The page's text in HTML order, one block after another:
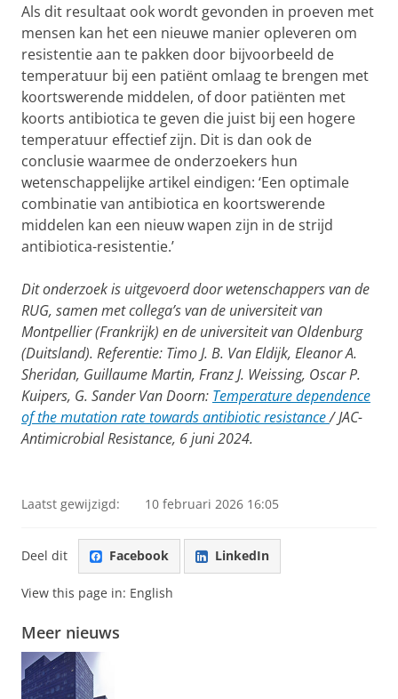
Als dit resultaat ook wordt gevonden in proeven met
mensen kan het een nieuwe manier opleveren om
resistentie aan te pakken door bijvoorbeeld de
temperatuur bij een patiënt omlaag te brengen met
koortswerende middelen, of door patiënten met
koorts antibiotica te geven die juist bij een hogere
temperatuur effectief zijn. Dit is dan ook de
conclusie waarmee de onderzoekers hun
wetenschappelijke artikel eindigen: ‘Een optimale
combinatie van antibiotica en koortswerende
middelen kan een nieuw wapen zijn in de strijd
antibiotica-resistentie.’
Dit onderzoek is uitgevoerd door wetenschappers van de
RUG, samen met collega’s van de universiteit van
Montpellier (Frankrijk) en de universiteit van Oldenburg
(Duitsland). Referentie: Timo J. B. Van Eldijk, Eleanor A.
Sheridan, Guillaume Martin, Franz J. Weissing, Oscar P.
Kuipers, G. Sander Van Doorn: Temperature dependence
of the mutation rate towards antibiotic resistance/ JAC-
Antimicrobial Resistance, 6 juni 2024.
Laatst gewijzigd: 10 februari 2026 16:05
Deel dit Facebook LinkedIn
View this page in: English
Meer nieuws